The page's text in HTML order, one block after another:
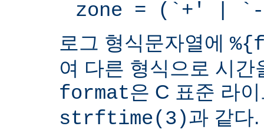
zone = (`+' | `-
로그 형식문자열에
여 다른 형식으로 시간
format은 C 표준 라
strftime(3)과 같다.